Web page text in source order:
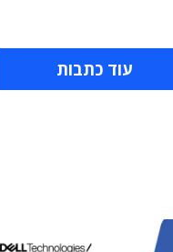
עוד כתבות